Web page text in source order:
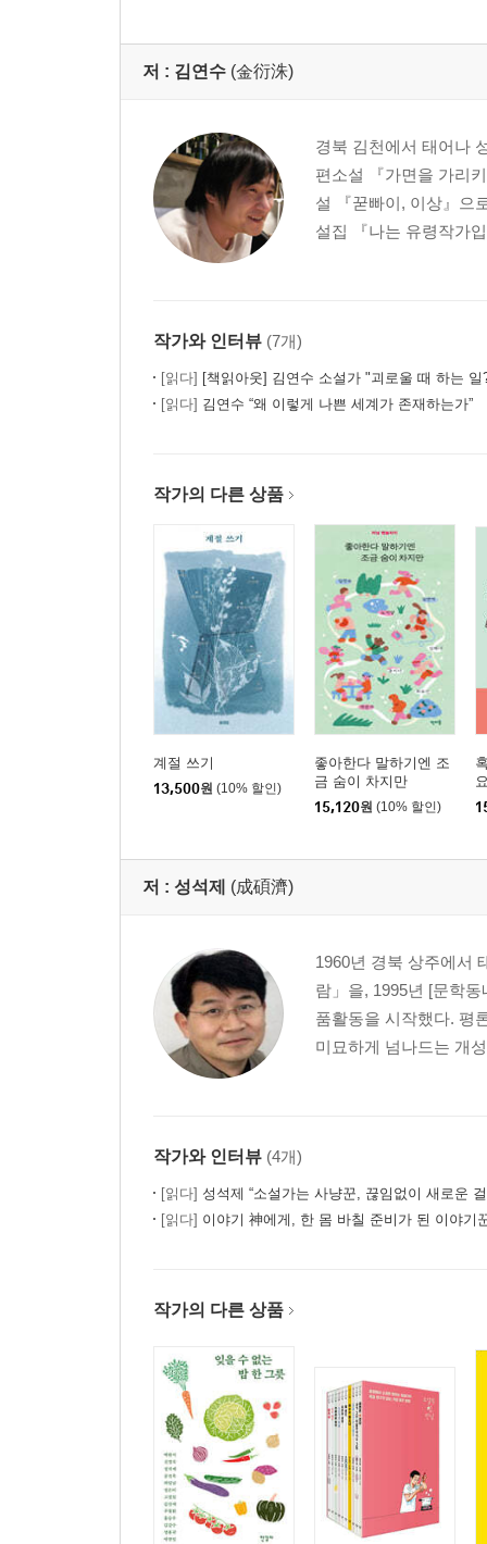
저 : 김연수 (金衍洙)
경북 김천에서 태어나
편소설 『가면을 가리
설 『꾿빠이, 이상』으
설집 『나는 유령작가
작가와 인터뷰 (7개)
[읽다] [책읽아웃] 김연수 소설가 "괴로울 때 하는 일? 시급하게 나무
[읽다] 김연수 “왜 이렇게 나쁜 세계가 존재하는가”
작가의 다른 상품
계절 쓰기
13,500원 (10% 할인)
좋아한다 말하기엔 조
금 숨이 차지만
15,120원 (10% 할인)
저 : 성석제 (成碩濟)
1960년 경북 상주에서
람」을, 1995년 [문학
품활동을 시작했다. 평
미묘하게 넘나드는 개
작가와 인터뷰 (4개)
[읽다] 성석제 “소설가는 사냥꾼, 끊임없이 새로운
[읽다] 이야기 神에게, 한 몸 바칠 준비가 된 이야기꾼의 ‘노가리’
작가의 다른 상품